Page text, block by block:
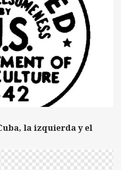
la izquierda y el